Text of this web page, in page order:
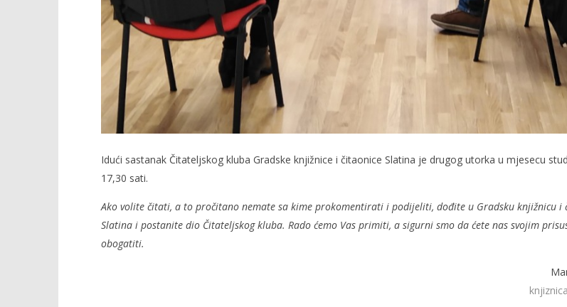
Idući sastanak Čitateljskog kluba Gradske knjižnice i čitaonice Slatina je drugog utorka u mjesecu
17,30 sati.
Ako volite čitati, a to pročitano nemate sa kime prokomentirati i podijeliti, dođite u Gradsku knjižnicu i
Slatina i postanite dio Čitateljskog kluba. Rado ćemo Vas primiti, a sigurni smo da ćete nas svojim
obogatiti.